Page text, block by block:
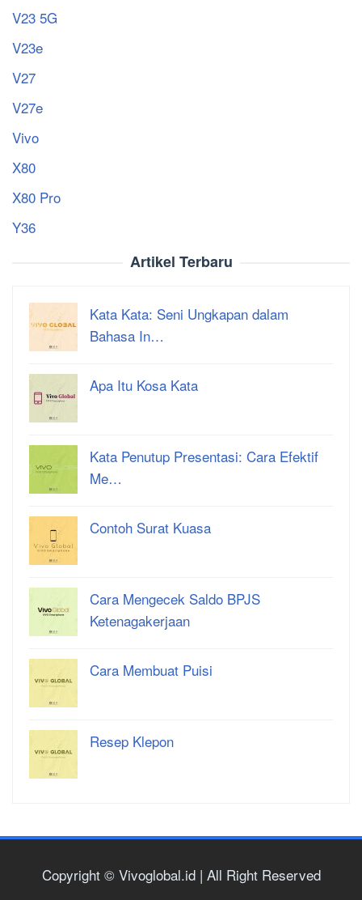
V23 5G
V23e
V27
V27e
Vivo
X80
X80 Pro
Y36
Artikel Terbaru
Kata Kata: Seni Ungkapan dalam
Bahasa In…
Apa Itu Kosa Kata
Kata Penutup Presentasi: Cara Efektif
Me…
Contoh Surat Kuasa
Cara Mengecek Saldo BPJS
Ketenagakerjaan
Cara Membuat Puisi
Resep Klepon
Copyright © Vivoglobal.id | All Right Reserved